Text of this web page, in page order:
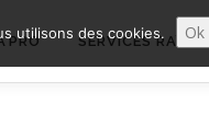
SERVICES RA’PRO
utilisons des cookies. Ok